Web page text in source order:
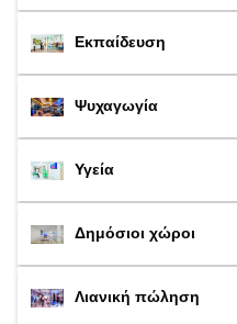
Εκπαίδευση
Ψυχαγωγία
Υγεία
Δημόσιοι χώροι
Λιανική πώληση